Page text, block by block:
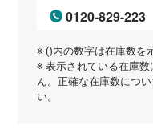
0120-829-223
※ ()内の数字は在庫数を
※ 表示されている在庫
ん。正確な在庫数につ
い。